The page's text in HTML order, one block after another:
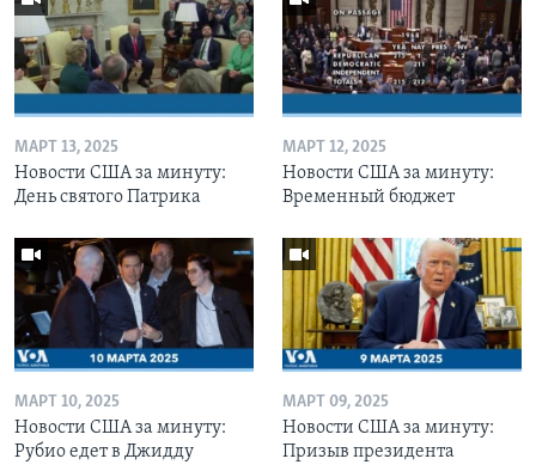
МАРТ 13, 2025
Новости США за минуту:
День святого Патрика
МАРТ 12, 2025
Новости США за минуту:
Временный бюджет
МАРТ 10, 2025
Новости США за минуту:
Рубио едет в Джидду
МАРТ 09, 2025
Новости США за минуту:
Призыв президента